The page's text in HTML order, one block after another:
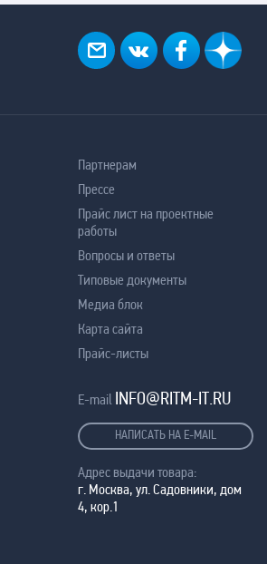
Партнерам
Прессе
Прайс лист на проектные
работы
Вопросы и ответы
Типовые документы
Медиа блок
Карта сайта
Прайс-листы
E-mail INFO@RITM-IT.RU
НАПИСАТЬ НА E-MAIL
Адрес выдачи товара:
г. Москва, ул. Садовники, дом
4, кор.1